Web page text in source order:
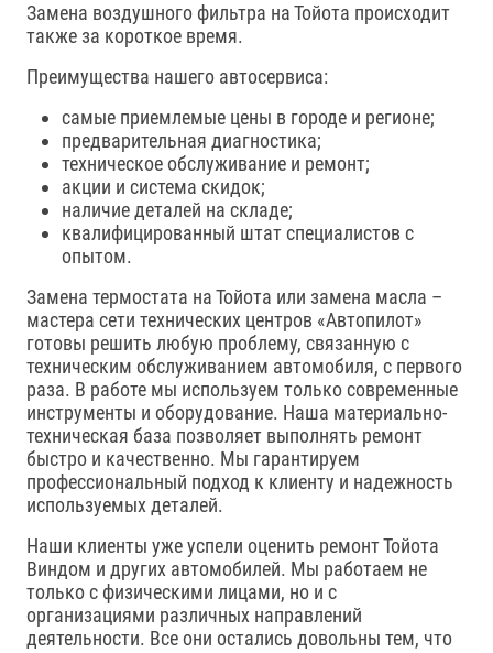
Замена воздушного фильтра на Тойота происходит
также за короткое время.
Преимущества нашего автосервиса:
самые приемлемые цены в городе и регионе;
предварительная диагностика;
техническое обслуживание и ремонт;
акции и система скидок;
наличие деталей на складе;
квалифицированный штат специалистов с
опытом.
Замена термостата на Тойота или замена масла –
мастера сети технических центров «Автопилот»
готовы решить любую проблему, связанную с
техническим обслуживанием автомобиля, с первого
раза. В работе мы используем только современные
инструменты и оборудование. Наша материально-
техническая база позволяет выполнять ремонт
быстро и качественно. Мы гарантируем
профессиональный подход к клиенту и надежность
используемых деталей.
Наши клиенты уже успели оценить ремонт Тойота
Виндом и других автомобилей. Мы работаем не
только с физическими лицами, но и с
организациями различных направлений
деятельности. Все они остались довольны тем, что